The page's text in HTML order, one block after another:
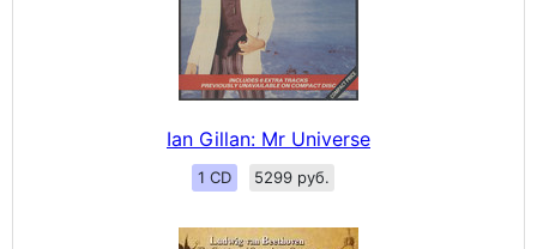
Ian Gillan: Mr Universe
1 CD 5299 руб.